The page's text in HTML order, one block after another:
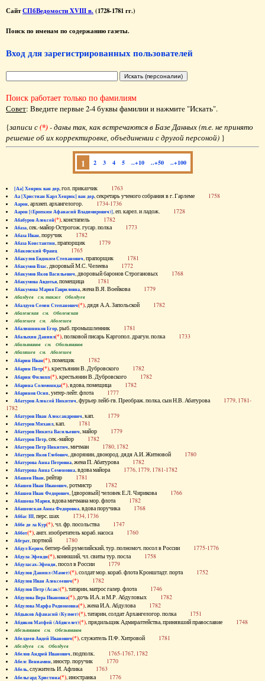
СайтСПбВедомости XVIII в. (1728-1781 гг.)
Поиск по именам по содержанию газеты.
Вход для зарегистрированных пользователей
Поиск работает только по фамилиям
Совет: Введите первые 2-4 буквы фамилии и нажмите "Искать".
{записи с(*)- даны так, как встречаются в Базе Данных (т.е. не принято
решение об их корректировке, объединении с другой персоной) }
1 2 3 4 5 ..+10 ..+50 ..+100
[Аа] Хенрик ван дер, гол. приказчик 1763
Аа [Христиан Карл Хенрик] ван дер, секретарь ученого собрания в г. Гарлеме 1758
Аарон, архиеп. архангелогор. 1734-1736
Аарон [(Еропкин Афанасий Владимирович)], еп. карел. и ладож. 1728
Абабуров Алексей(*), констапель 1782
Абаза, сек.-майор Острогож. гусар. полка 1773
Абаза Иван, поручик 1782
Абаза Константин, прапорщик 1779
Абаковский Франц 1765
Абакулов Евдоким Степанович, прапорщик 1781
Абакумов Влас, дворовый М.С. Челеева 1772
Абакумов Яков Васильевич, дворовый баронов Строгановых 1768
Абакумова Авдотья, помещица 1781
Абакумова Мария Гавриловна, жена В.Я. Воейкова 1779
Абалдуев см. также Оболдуев
Абалдуев Семен Степанович(*), дядя А.А. Запольской 1782
Абаленская см. Оболенская
Абалешев см. Аболешев
Абалишников Егор, рыб. промышленник 1781
Абалыхин Даниил(*), полковой писарь Каргопол. драгун. полка 1733
Абальянинов см. Обольянинов
Абаляшев см. Аболешев
Абарин Иван(*), помещик 1782
Абарин Петр(*), крестьянин В. Дубровского 1782
Абарин Филипп(*), крестьянин В. Дубровского 1782
Абарина Соломонида(*), вдова, помещица 1782
Абаринов Осип, унтер-лейт. флота 1777
Абатуров Алексей Никитич, фурьер лейб-гв. Преображ. полка, сын Н.В. Абатурова 1779, 1781-
1782
Абатуров Иван Александрович, кап. 1779
Абатуров Михаил, кап. 1781
Абатуров Никита Васильевич, майор 1779
Абатуров Петр, сек.-майор 1782
Абатуров Петр Никитич, мичман 1780, 1782
Абатуров Яков Глебович, дворянин, двоюрод. дядя А.И. Житновой 1780
Абатурова Анна Петровна, жена П. Абатурова 1782
Абатурова Анна Семеновна, вдова майора 1776, 1779, 1781-1782
Абашев Иван, рейтар 1781
Абашев Иван Иванович, ротмистр 1782
Абашев Иван Федорович, [дворовый] человек Е.Л. Чирикова 1766
Абашева Мария, вдова мичмана мор. флота 1782
Абашевская Анна Федоровна, вдова поручика 1768
Аббас III, перс. шах 1734, 1736
Аббе де ла Кур(*), чл. фр. посольства 1747
Аббот(*), англ. изобретатель кораб. насоса 1760
Абграт, портной 1780
Абдул Керим, беглер-бей румелийский, тур. полномоч. посол в России 1775-1776
Абдула Эфенди(*), конюший, чл. свиты тур. посла 1758
Абдуласах-Эфенди, посол в России 1779
Абдулов Даниил (Мамет)(*), солдат мор. кораб. флота Кронштадт. порта 1752
Абдулов Иван Алексеевич(*) 1782
Абдулов Петр (Асак)(*), татарин, матрос галер. флота 1746
Абдулова Вера Ивановна(*), дочь И.А. и М.Р. Абдуловых 1782
Абдулова Марфа Родионовна(*), жена И.А. Абдулова 1782
Абдыков Афанасий (Кулмет)(*), татарин, солдат Архангелогор. полка 1751
Абдяков Матфей (Абдяселет)(*), прядильщик Адмиралтейства, принявший православие 1748
Абезьянинов см. Обезьянинов
Абелдеев Авдей Иванович(*), служитель П.Ф. Хитровой 1781
Абелдуев см. Оболдуев
Абелов Андрей Иванович, подполк. 1765-1767, 1782
Абелс Вениамин, иностр. поручик 1770
Абель, служитель И. Афлика 1763
Абельгард Христина(*), иностранка 1776